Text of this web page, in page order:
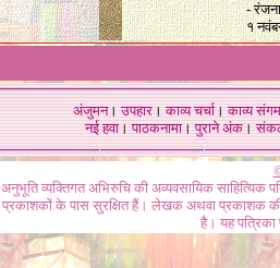
-
१
अंजुमन।उपहार।काव्य चर्चा।काव्य संगम
नई हवा। पाठकनामा। पुराने अंक।
अनुभूति व्यक्तिगत अभिरुचि की अव्यवसायिक
प्रकाशकों के पास सुरक्षित हैं। लेखक अथवा प्रकाशक की
है। यह पत्रिका